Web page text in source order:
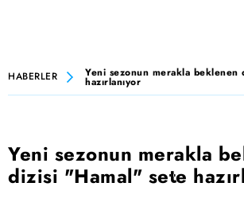
HABERLER Yeni sezonun merakla beklenen
hazırlanıyor
Yeni sezonun merakla
dizisi "Hamal" sete